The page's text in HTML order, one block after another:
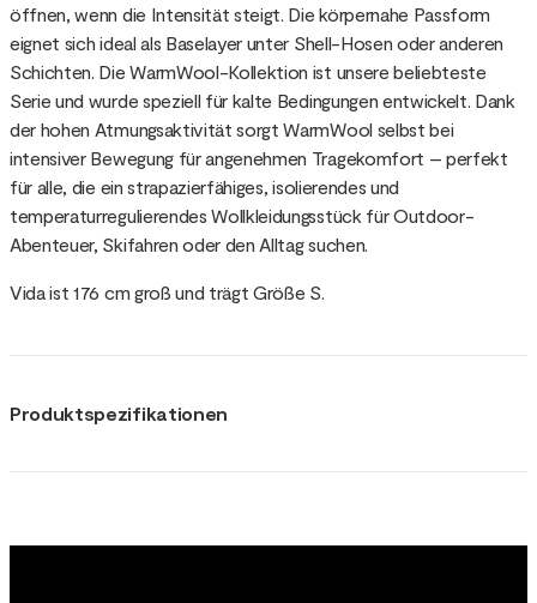
öffnen, wenn die Intensität steigt. Die körpernahe Passform
eignet sich ideal als Baselayer unter Shell-Hosen oder anderen
Schichten. Die WarmWool-Kollektion ist unsere beliebteste
Serie und wurde speziell für kalte Bedingungen entwickelt. Dank
der hohen Atmungsaktivität sorgt WarmWool selbst bei
intensiver Bewegung für angenehmen Tragekomfort – perfekt
für alle, die ein strapazierfähiges, isolierendes und
temperaturregulierendes Wollkleidungsstück für Outdoor-
Abenteuer, Skifahren oder den Alltag suchen.
Vida ist 176 cm groß und trägt Größe S.
Produktspezifikationen